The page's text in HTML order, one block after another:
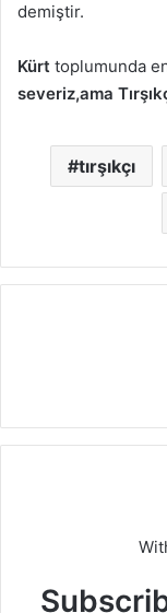
demiştir.
Kürt toplumunda
severiz,ama
tırşıkçı